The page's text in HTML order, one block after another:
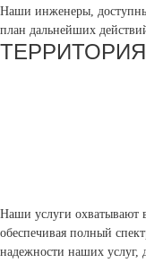
Наши инженеры,
план дальнейших
Наши услуги охватывают
обеспечивая полный
надежности наших услуг,